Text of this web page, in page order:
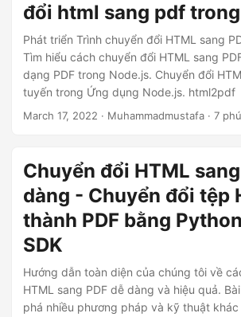
đổi html sang pdf
Phát triển Trình chuyển đổi HTML sang
Tìm hiểu cách chuyển đổi HTML sang
dạng PDF trong Node.js. Chuyển đổi
tuyến trong Ứng dụng Node.js. html2pdf
March 17, 2022 · Muhammadmustafa · 7
Chuyển đổi HTML
dàng - Chuyển đổi tệp
thành PDF bằng
SDK
Hướng dẫn toàn diện của chúng tôi về
HTML sang PDF dễ dàng và hiệu quả.
phá nhiều phương pháp và kỹ thuật